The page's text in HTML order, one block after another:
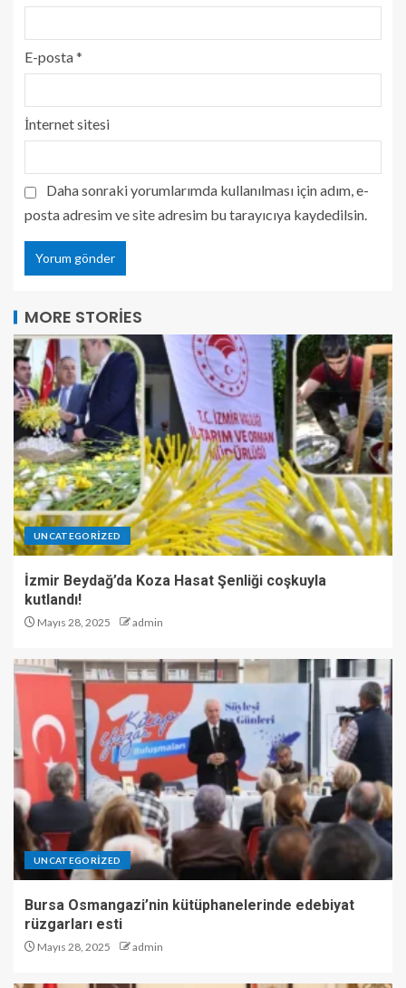
E-posta*
İnternet sitesi
Daha sonraki yorumlarımda kullanılması için adım, e-
posta adresim ve site adresim bu tarayıcıya kaydedilsin.
MORE STORIES
UNCATEGORIZED
İzmir Beydağ’da Koza Hasat Şenliği coşkuyla
kutlandı!
Mayıs 28, 2025 admin
UNCATEGORIZED
Bursa Osmangazi’nin kütüphanelerinde edebiyat
rüzgarları esti
Mayıs 28, 2025 admin